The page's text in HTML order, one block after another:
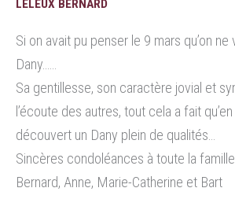
LELEUX BERNARD
Si on avait pu penser le 9 mars qu’on ne
Dany……
Sa gentillesse, son caractère jovial et
l’écoute des autres, tout cela a fait
découvert un Dany plein de qualités…
Sincères condoléances à toute la
Bernard, Anne, Marie-Catherine et Bart